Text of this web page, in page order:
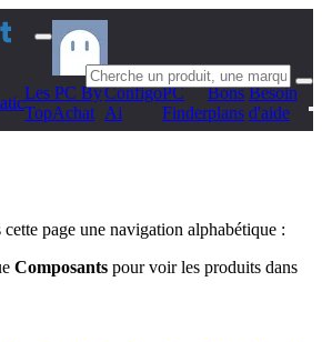
Les PC By
TopAchat
Configo
Ai
PC
Finder
Bons
plans
Besoin
d'aide
page une navigation alphabétique :
Composants pour voir les produits dans